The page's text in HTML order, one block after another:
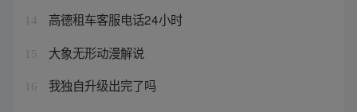
14 高德租车客服电话24小时
15 大象无形动漫解说
16 我独自升级出完了吗